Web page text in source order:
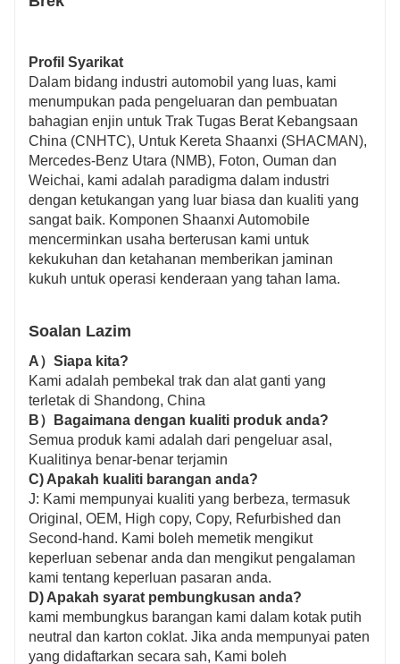
Profil Syarikat
Dalam bidang industri automobil yang luas, kami
menumpukan pada pengeluaran dan pembuatan
bahagian enjin untuk Trak Tugas Berat Kebangsaan
China (CNHTC), Untuk Kereta Shaanxi (SHACMAN),
Mercedes-Benz Utara (NMB), Foton, Ouman dan
Weichai, kami adalah paradigma dalam industri
dengan ketukangan yang luar biasa dan kualiti yang
sangat baik. Komponen Shaanxi Automobile
mencerminkan usaha berterusan kami untuk
kekukuhan dan ketahanan memberikan jaminan
kukuh untuk operasi kenderaan yang tahan lama.
Soalan Lazim
A）Siapa kita?
Kami adalah pembekal trak dan alat ganti yang
terletak di Shandong, China
B）Bagaimana dengan kualiti produk anda?
Semua produk kami adalah dari pengeluar asal,
Kualitinya benar-benar terjamin
C) Apakah kualiti barangan anda?
J: Kami mempunyai kualiti yang berbeza, termasuk
Original, OEM, High copy, Copy, Refurbished dan
Second-hand. Kami boleh memetik mengikut
keperluan sebenar anda dan mengikut pengalaman
kami tentang keperluan pasaran anda.
D) Apakah syarat pembungkusan anda?
kami membungkus barangan kami dalam kotak putih
neutral dan karton coklat. Jika anda mempunyai paten
yang didaftarkan secara sah, Kami boleh